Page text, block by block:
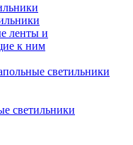
ленты и
к ним
светильники
светильники